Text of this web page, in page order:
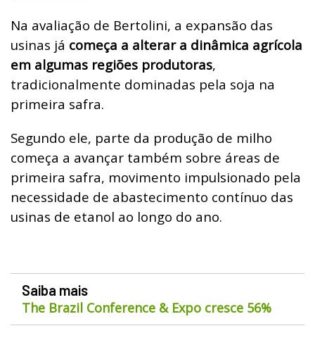
Na avaliação de Bertolini, a expansão das
usinas já começa a alterar a dinâmica agrícola
em algumas regiões produtoras,
tradicionalmente dominadas pela soja na
primeira safra.
Segundo ele, parte da produção de milho
começa a avançar também sobre áreas de
primeira safra, movimento impulsionado pela
necessidade de abastecimento contínuo das
usinas de etanol ao longo do ano.
Saiba mais
The Brazil Conference & Expo cresce 56%